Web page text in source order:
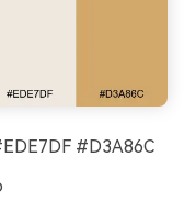
#D3A86C